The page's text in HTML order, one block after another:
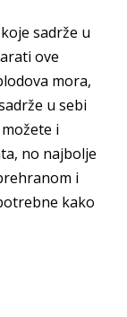
sadrže u
ove
mora,
u sebi
i
no najbolje
i
kako